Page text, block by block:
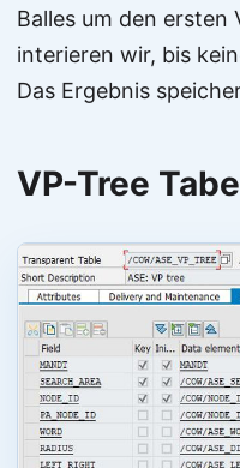
Balles um den ersten
interieren wir, bis
Das Ergebnis
VP-Tree